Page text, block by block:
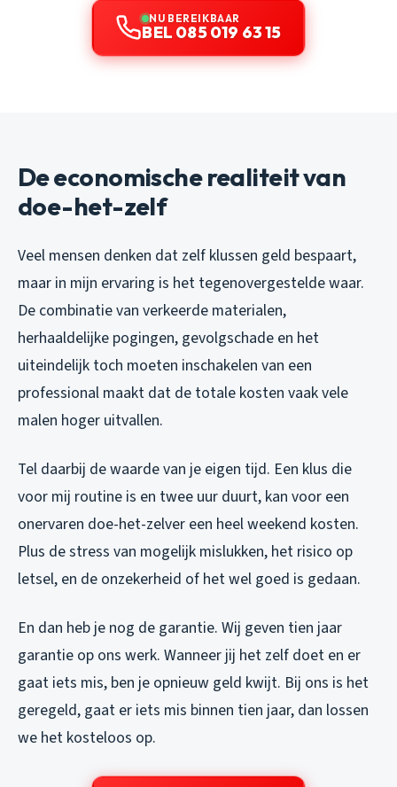
NU BEREIKBAAR
BEL 085 019 63 15
De economische realiteit van
doe-het-zelf
Veel mensen denken dat zelf klussen geld bespaart,
maar in mijn ervaring is het tegenovergestelde waar.
De combinatie van verkeerde materialen,
herhaaldelijke pogingen, gevolgschade en het
uiteindelijk toch moeten inschakelen van een
professional maakt dat de totale kosten vaak vele
malen hoger uitvallen.
Tel daarbij de waarde van je eigen tijd. Een klus die
voor mij routine is en twee uur duurt, kan voor een
onervaren doe-het-zelver een heel weekend kosten.
Plus de stress van mogelijk mislukken, het risico op
letsel, en de onzekerheid of het wel goed is gedaan.
En dan heb je nog de garantie. Wij geven tien jaar
garantie op ons werk. Wanneer jij het zelf doet en er
gaat iets mis, ben je opnieuw geld kwijt. Bij ons is het
geregeld, gaat er iets mis binnen tien jaar, dan lossen
we het kosteloos op.